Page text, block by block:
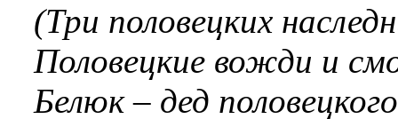
(Три половецких
Половецкие вожди и
Белюк – дед